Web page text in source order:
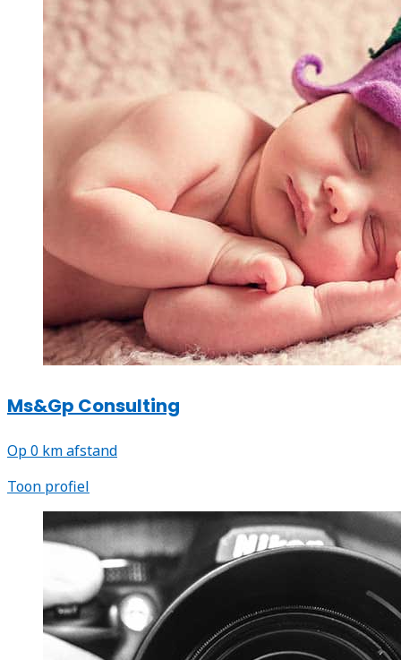
Ms&Gp Consulting
Op 0 km afstand
Toon profiel